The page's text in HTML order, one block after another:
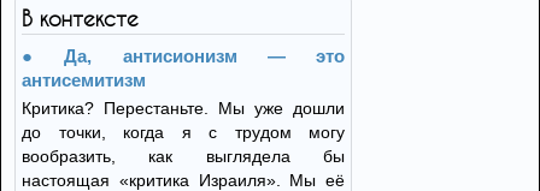
В контексте
Да, антисионизм — это
антисемитизм
Критика? Перестаньте. Мы уже дошли
до точки, когда я с трудом могу
вообразить, как выглядела бы
настоящая «критика Израиля». Мы её